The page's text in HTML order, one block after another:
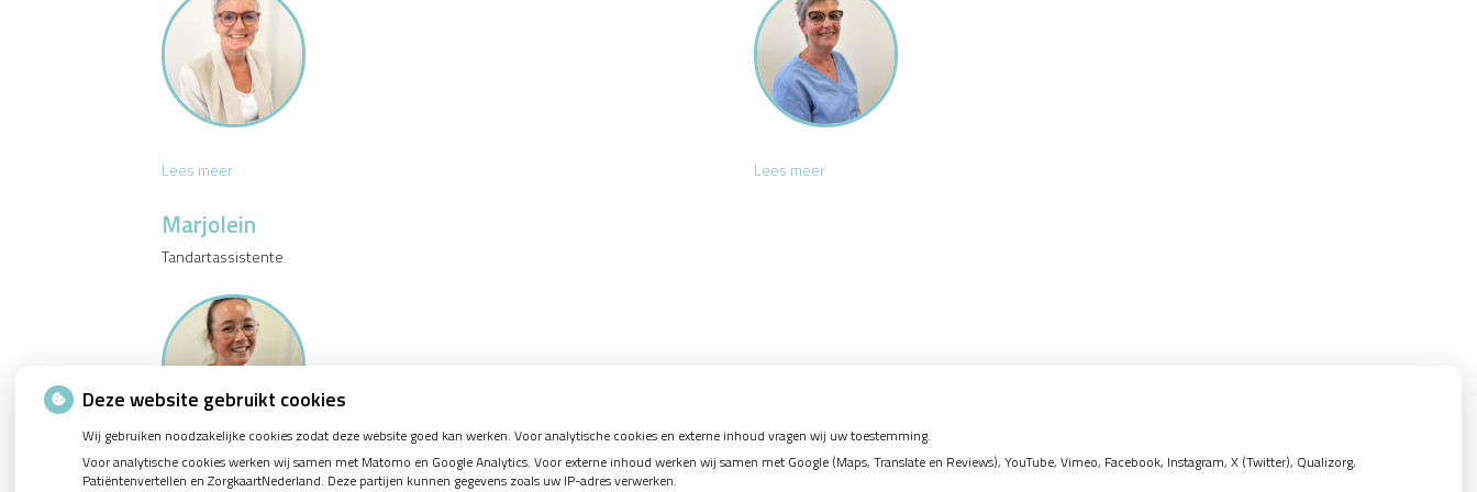
g
Lees meerJ
n
i
n
Lees meerM
Marjolein
Tandartassistente
Lees meerM
Deze website gebruikt cookies
Wij gebruiken noodzakelijke cookies zodat deze website goed kan werken. Voor analytische cookies en externe inhoud vragen wij uw toestemming.
Voor analytische cookies werken wij samen met Matomo en Google Analytics. Voor externe inhoud werken wij samen met Google (Maps, Translate en Reviews), YouTube, Vimeo, Facebook, Instagram, X (Twitter), Qualizorg,
Patiëntenvertellen en ZorgkaartNederland. Deze partijen kunnen gegevens zoals uw IP-adres verwerken.